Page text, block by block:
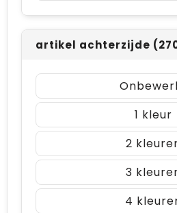
artikel achterzijde
1
2
3
4